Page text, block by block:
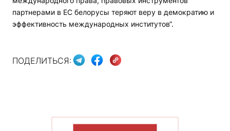
партнерами в ЕС белорусы теряют веру в демократию и
эффективность международных институтов“.
ПОДЕЛИТЬСЯ: